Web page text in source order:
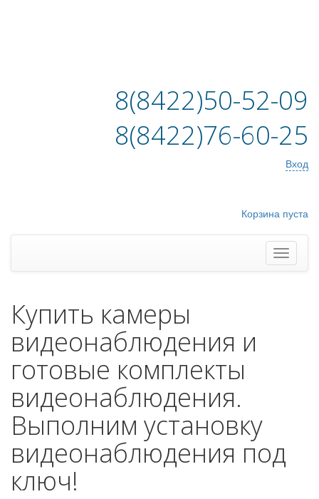
8(8422)50-52-09
8(8422)76-60-25
Вход
Корзина пуста
Купить камеры
видеонаблюдения и
готовые комплекты
видеонаблюдения.
Выполним установку
видеонаблюдения под
ключ!